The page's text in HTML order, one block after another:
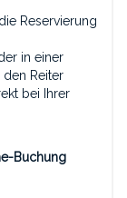
Reservierung
in einer
Reiter
bei Ihrer
Buchung